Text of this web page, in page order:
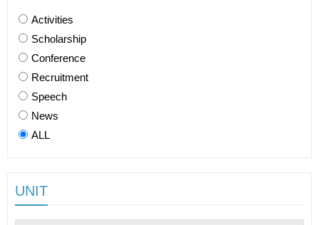
Activities
Scholarship
Conference
Recruitment
Speech
News
ALL
UNIT